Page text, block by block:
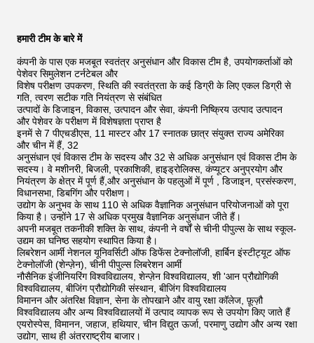
हमारी टीम के बारे में
कंपनी के पास एक मजबूत स्वतंत्र अनुसंधान और विकास टीम है, उपयोगकर्ताओं को
पेशेवर सिमुलेशन टर्नटेबल और
विशेष परीक्षण उपकरण, स्थिति की स्वतंत्रता के कई डिग्री के लिए एकल डिग्री से
गति, त्वरण सटीक गति नियंत्रण से संबंधित
उत्पादों के डिजाइन, विकास, उत्पादन और सेवा, कंपनी निष्क्रिय उत्पाद उत्पादन
और पेशेवर के परीक्षण में विशेषज्ञता प्राप्त है
इनमें से 7 पीएचडीएस, 11 मास्टर और 17 स्नातक छात्र संयुक्त राज्य अमेरिका
और चीन में हैं, 32
अनुसंधान एवं विकास टीम के सदस्य और 32 से अधिक अनुसंधान एवं विकास टीम के
सदस्य। वे मशीनरी, बिजली, प्रकाशिकी, हाइड्रोलिक्स, कंप्यूटर अनुप्रयोग और
नियंत्रण के क्षेत्र में पूर्ण हैं,और अनुसंधान के पहलुओं में पूर्ण , डिजाइन, प्रसंस्करण,
विधानसभा, डिबगिंग और परीक्षण।
उद्योग के अनुभव के साथ 110 से अधिक वैज्ञानिक अनुसंधान परियोजनाओं को पूरा
किया है। उन्होंने 17 से अधिक प्रमुख वैज्ञानिक अनुसंधान जीते हैं।
अपनी मजबूत तकनीकी शक्ति के साथ, कंपनी ने वर्षों से चीनी पीपुल्स के साथ स्कूल-
उद्यम का घनिष्ठ सहयोग स्थापित किया है।
लिबरेशन आर्मी नेशनल यूनिवर्सिटी ऑफ डिफेंस टेक्नोलॉजी, हार्बिन इंस्टीट्यूट ऑफ
टेक्नोलॉजी (शेन्ज़ेन), चीनी पीपुल्स लिबरेशन आर्मी
नौसैनिक इंजीनियरिंग विश्वविद्यालय, शेन्ज़ेन विश्वविद्यालय, शी 'आन प्रौद्योगिकी
विश्वविद्यालय, बीजिंग प्रौद्योगिकी संस्थान, बीजिंग विश्वविद्यालय
विमानन और अंतरिक्ष विज्ञान, सेना के तोपखाने और वायु रक्षा कॉलेज, फ़ूज़ौ
विश्वविद्यालय और अन्य विश्वविद्यालयों में उत्पाद व्यापक रूप से उपयोग किए जाते हैं
एयरोस्पेस, विमानन, जहाज, हथियार, चीन विद्युत ऊर्जा, परमाणु उद्योग और अन्य रक्षा
उद्योग, साथ ही अंतरराष्ट्रीय बाजार।